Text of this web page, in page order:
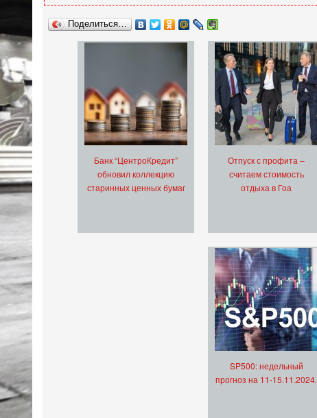
Поделиться…
Банк “ЦентроКредит”
обновил коллекцию
старинных ценных бумаг
Отпуск с профита –
считаем стоимость
отдыха в Гоа
SP500: недельный
прогноз на 11-15.11.2024.